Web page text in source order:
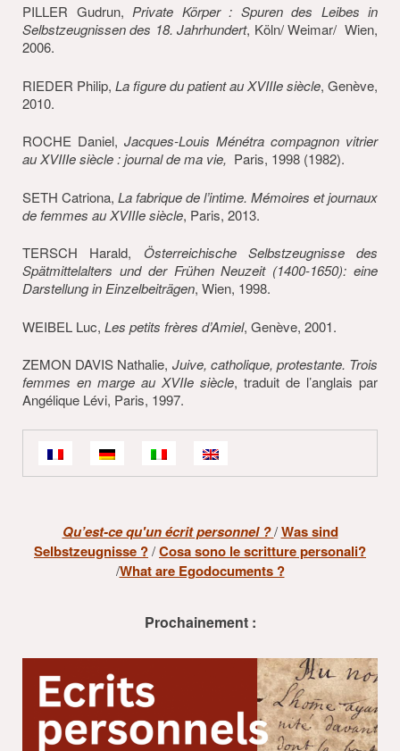
PILLER Gudrun, Private Körper : Spuren des Leibes in
Selbstzeugnissen des 18. Jahrhundert, Köln/ Weimar/ Wien,
2006.
RIEDER Philip, La figure du patient au XVIIIe siècle, Genève,
2010.
ROCHE Daniel, Jacques-Louis Ménétra compagnon vitrier
au XVIIIe siècle : journal de ma vie, Paris, 1998 (1982).
SETH Catriona, La fabrique de l’intime. Mémoires et journaux
de femmes au XVIIIe siècle, Paris, 2013.
TERSCH Harald, Österreichische Selbstzeugnisse des
Spätmittelalters und der Frühen Neuzeit (1400-1650): eine
Darstellung in Einzelbeiträgen, Wien, 1998.
WEIBEL Luc, Les petits frères d’Amiel, Genève, 2001.
ZEMON DAVIS Nathalie, Juive, catholique, protestante. Trois
femmes en marge au XVIIe siècle, traduit de l’anglais par
Angélique Lévi, Paris, 1997.
Qu’est-ce qu'un écrit personnel ? /Was sind
Selbstzeugnisse ?/Cosa sono le scritture personali?
/What are Egodocuments ?
Prochainement :